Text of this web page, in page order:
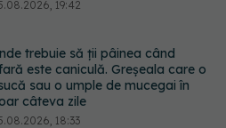
câteva zile
5 semne ale bolii Parkinson
care 80% dintre oameni le
Nu e vorba doar despre